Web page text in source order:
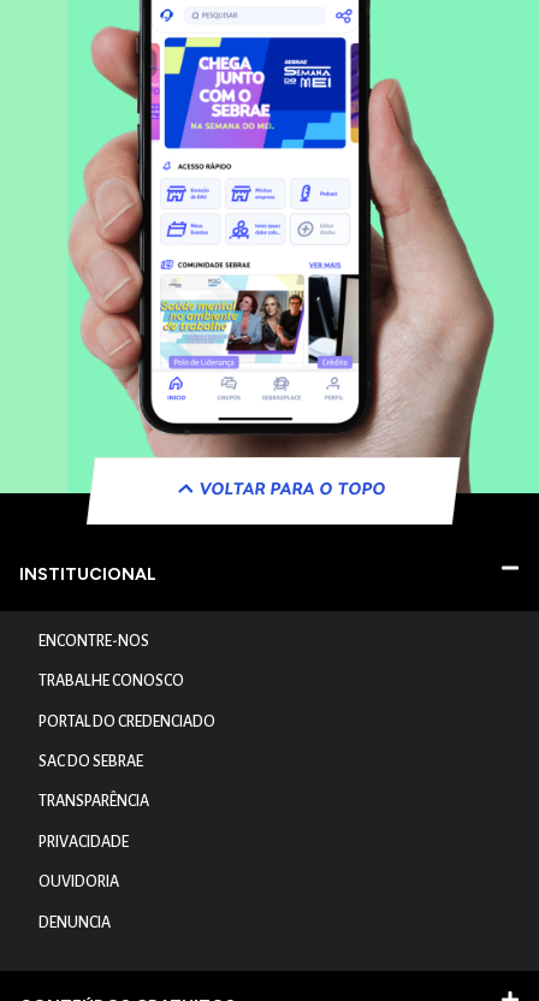
VOLTAR PARA O TOPO
INSTITUCIONAL
ENCONTRE-NOS
TRABALHE CONOSCO
PORTAL DO CREDENCIADO
SAC DO SEBRAE
TRANSPARÊNCIA
PRIVACIDADE
OUVIDORIA
DENUNCIA